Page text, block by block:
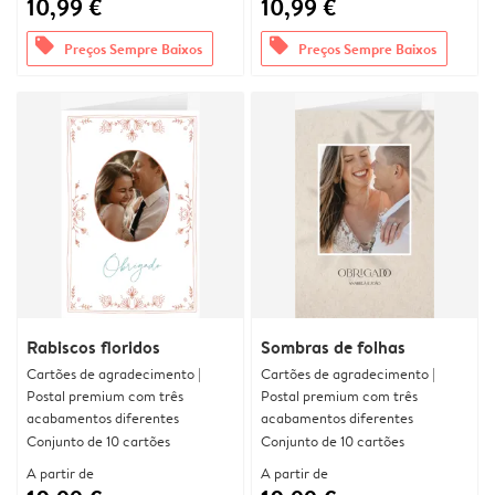
10,99 €
offers Preços Sempre Baixos
10,99 €
offers Preços Sempre Baixos
Rabiscos floridos
Cartões de agradecimento |
Postal premium com três
acabamentos diferentes
Conjunto de 10 cartões
A partir de
Sombras de folhas
Cartões de agradecimento |
Postal premium com três
acabamentos diferentes
Conjunto de 10 cartões
A partir de